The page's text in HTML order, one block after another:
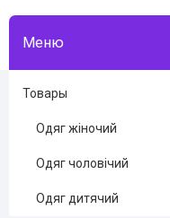
Товары
Одяг жіночий
Одяг чоловічий
Одяг дитячий